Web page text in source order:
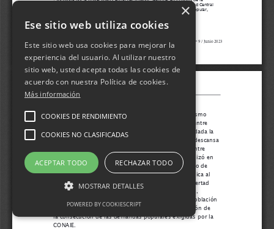
×
Ese sitio web utiliza cookies
Este sitio web usa cookies para mejorar la
experiencia del usuario. Al utilizar nuestro
sitio web, usted acepta todas las cookies de
acuerdo con nuestra Política de cookies.
Más información
COOKIES DE RENDIMIENTO
COOKIES NO CLASIFICADAS
ACEPTAR TODO RECHAZAR TODO
MOSTRAR DETALLES
POWERED BY COOKIESCRIPT